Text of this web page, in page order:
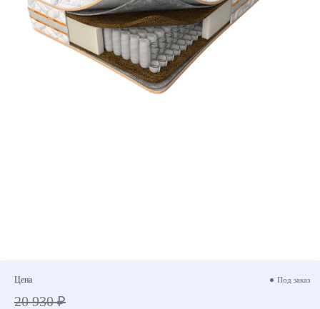
Цена Под заказ
20 930 ₽